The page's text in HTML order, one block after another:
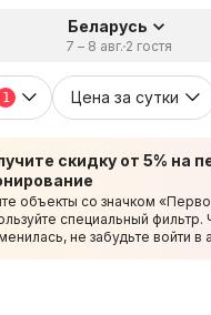
Беларусь
7 – 8 авг. 2 гостя
1 Цена за сутки
скидку от 5% на
объекты со значком
специальный фильтр.
не забудьте войти в